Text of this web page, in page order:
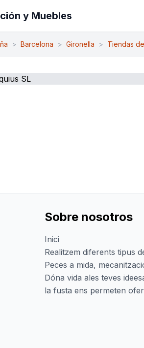
y Muebles
> Barcelona > Gironella > Tiendas
Sobre nosotros
Inici
Realitzem diferents tipus
Peces a mida,
Dóna vida ales teves
la fusta ens permeten